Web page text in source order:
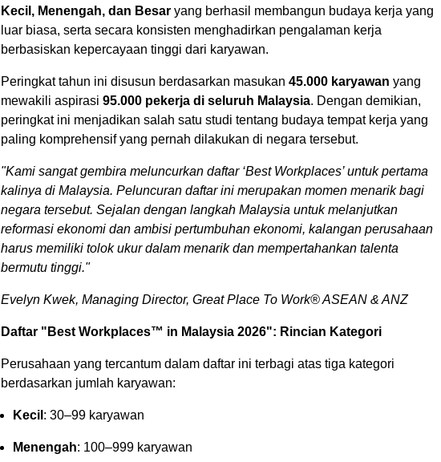
Kecil, Menengah, dan Besar yang berhasil membangun budaya kerja yang
luar biasa, serta secara konsisten menghadirkan pengalaman kerja
berbasiskan kepercayaan tinggi dari karyawan.
Peringkat tahun ini disusun berdasarkan masukan 45.000 karyawan yang
mewakili aspirasi 95.000 pekerja di seluruh Malaysia. Dengan demikian,
peringkat ini menjadikan salah satu studi tentang budaya tempat kerja yang
paling komprehensif yang pernah dilakukan di negara tersebut.
"Kami sangat gembira meluncurkan daftar ‘Best Workplaces’ untuk pertama
kalinya di Malaysia. Peluncuran daftar ini merupakan momen menarik bagi
negara tersebut. Sejalan dengan langkah Malaysia untuk melanjutkan
reformasi ekonomi dan ambisi pertumbuhan ekonomi, kalangan perusahaan
harus memiliki tolok ukur dalam menarik dan mempertahankan talenta
bermutu tinggi."
Evelyn Kwek, Managing Director, Great Place To Work® ASEAN & ANZ
Daftar "Best Workplaces™ in Malaysia 2026": Rincian Kategori
Perusahaan yang tercantum dalam daftar ini terbagi atas tiga kategori
berdasarkan jumlah karyawan:
Kecil : 30–99 karyawan
Menengah: 100–999 karyawan